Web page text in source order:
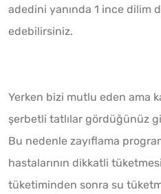
adedini yanında 1 ince dilim
edebilirsiniz.
Yerken bizi mutlu eden ama
şerbetli tatlılar gördüğünüz
Bu nedenle zayıflama
hastalarının dikkatli
tüketiminden sonra su